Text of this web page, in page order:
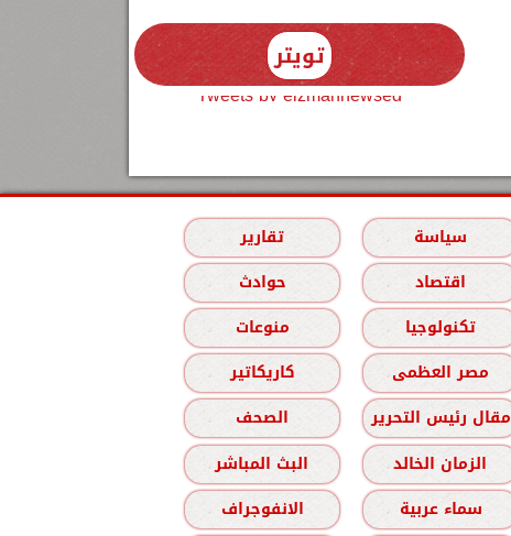
تويتر
Tweets by elzmannewseg
سياسة
تقارير
اقتصاد
حوادث
تكنولوجيا
منوعات
مصر العظمى
كاريكاتير
مقال رئيس التحرير
الصحف
الزمان الخالد
البث المباشر
سماء عربية الانفوجراف